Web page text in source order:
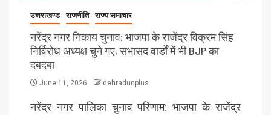
उत्तराखण्ड राजनीति राज्य समाचार
नरेंद्र नगर निकाय चुनाव: भाजपा के राजेंद्र विक्रम सिंह
निर्विरोध अध्यक्ष चुने गए, सभासद वार्डों में भी BJP का
दबदबा
June 11, 2026 dehradunplus
नरेंद्र नगर पालिका चुनाव परिणाम: भाजपा के राजेंद्र